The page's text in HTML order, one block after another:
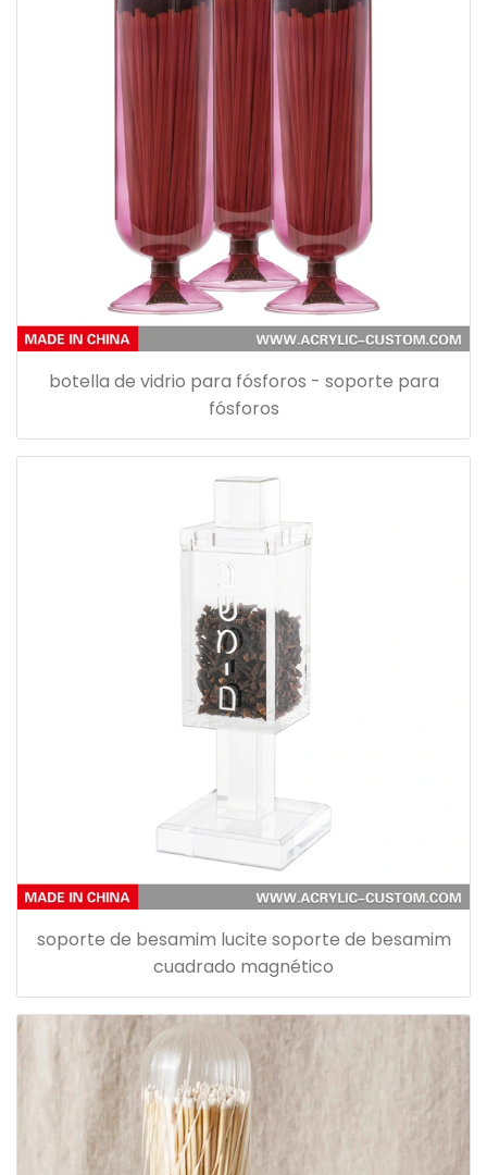
botella de vidrio para fósforos - soporte para
fósforos
soporte de besamim lucite soporte de besamim
cuadrado magnético